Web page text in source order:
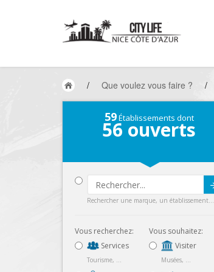
/ Que voulez vous faire ? /
59Établissements dont
56 ouverts
Rechercher une marque, un établissement...
Vous recherchez:
Services
Tourisme, ...
Vous souhaitez:
Visiter
Musées, ...